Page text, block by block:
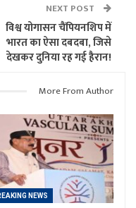
NEXT POST
विश्व योगासन चैंपियनशिप में
भारत का ऐसा दबदबा, जिसे
देखकर दुनिया रह गई हैरान!
More From Author
NEWS